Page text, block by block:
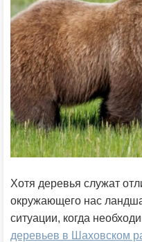
Хотя деревья служат
окружающего нас
ситуации, когда
деревьев в Шаховском